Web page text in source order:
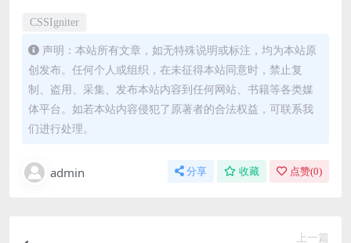
CSSIgniter
声明：本站所有文章，如无特殊说明或标注，均为本站原
创发布。任何个人或组织，在未征得本站同意时，禁止复
制、盗用、采集、发布本站内容到任何网站、书籍等各类媒
体平台。如若本站内容侵犯了原著者的合法权益，可联系我
们进行处理。
admin 分享 收藏 点赞(0)
上一篇